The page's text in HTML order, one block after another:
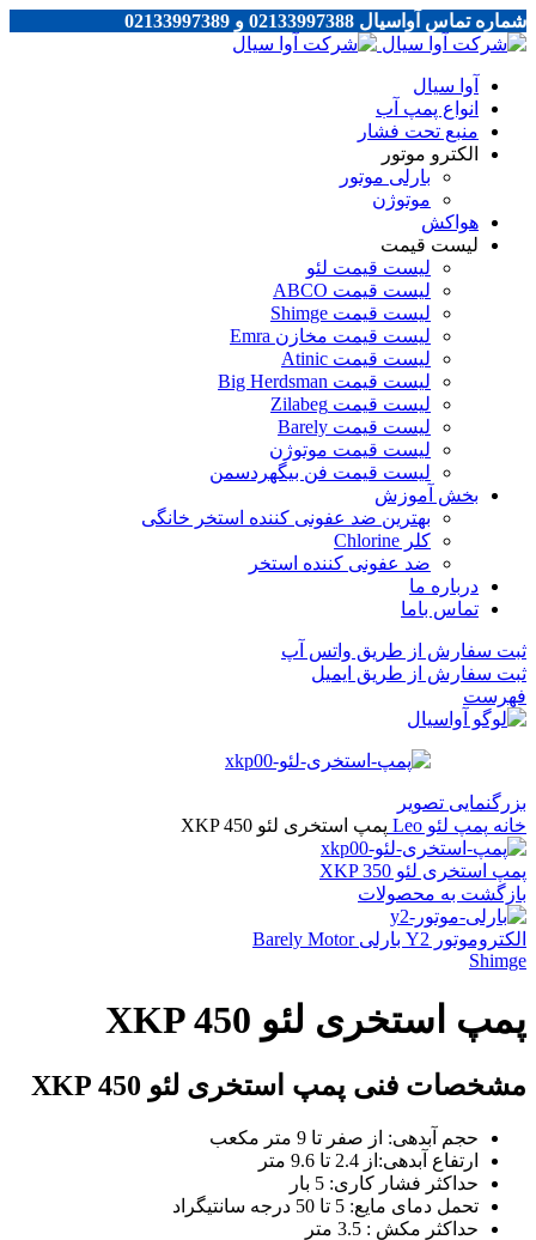
شماره تماس آواسیال 02133997388 و 02133997389
آوا سیال
انواع پمپ آب
منبع تحت فشار
الکترو موتور
بارلی موتور
موتوژن
هواکش
لیست قیمت
لیست قیمت لئو
لیست قیمت ABCO
لیست قیمت Shimge
لیست قیمت مخازن Emra
لیست قیمت Atinic
لیست قیمت Big Herdsman
لیست قیمت Zilabeg
لیست قیمت Barely
لیست قیمت موتوژن
لیست قیمت فن بیگهردسمن
بخش آموزش
بهترین ضد عفونی کننده استخر خانگی
کلر Chlorine
ضد عفونی کننده استخر
درباره ما
تماس باما
ثبت سفارش از طریق واتس آپ
ثبت سفارش از طریق ایمیل
فهرست
بزرگنمایی تصویر
خانه پمپ لئو Leo پمپ استخری لئو XKP 450
پمپ استخری لئو XKP 350
بازگشت به محصولات
الکتروموتور Y2 بارلی Barely Motor
Shimge
پمپ استخری لئو XKP 450
مشخصات فنی پمپ استخری لئو XKP 450
حجم آبدهی: از صفر تا 9 متر مکعب
ارتفاع آبدهی:از 2.4 تا 9.6 متر
حداکثر فشار کاری: 5 بار
تحمل دمای مایع: 5 تا 50 درجه سانتیگراد
حداکثر مکش : 3.5 متر